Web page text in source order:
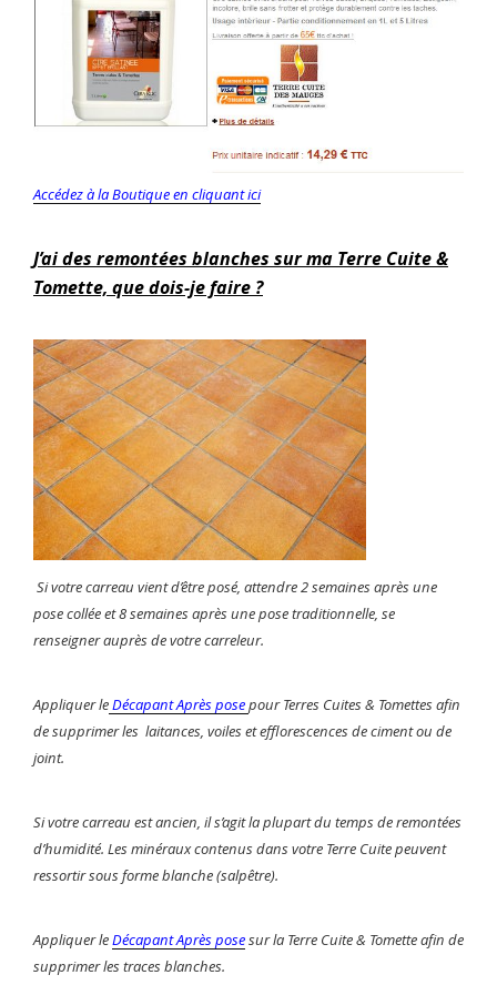
Accédez à la Boutique en cliquant ici
J’ai des remontées blanches sur ma Terre Cuite &
Tomette, que dois-je faire ?
Si votre carreau vient d’être posé, attendre 2 semaines après une
pose collée et 8 semaines après une pose traditionnelle, se
renseigner auprès de votre carreleur.
Appliquer leDécapant Après posepour Terres Cuites & Tomettes afin
de supprimer les laitances, voiles et efflorescences de ciment ou de
joint.
Si votre carreau est ancien, il s’agit la plupart du temps de remontées
d’humidité. Les minéraux contenus dans votre Terre Cuite peuvent
ressortir sous forme blanche (salpêtre).
Appliquer leDécapant Après posesur la Terre Cuite & Tomette afin de
supprimer les traces blanches.